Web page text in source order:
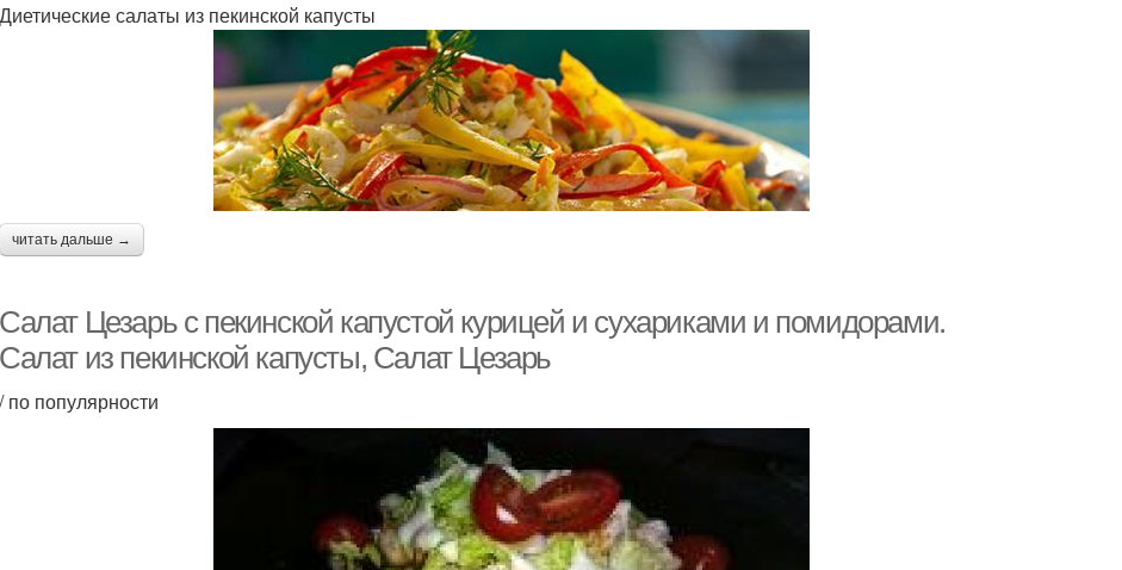
Диетические салаты из пекинской капусты
читать дальше →
Салат Цезарь с пекинской капустой курицей и сухариками и помидорами.
Салат из пекинской капусты, Салат Цезарь
/ по популярности